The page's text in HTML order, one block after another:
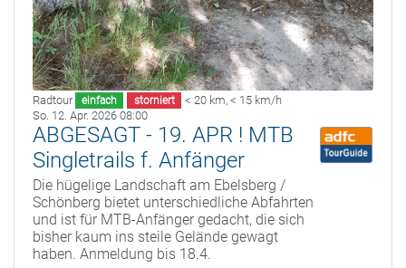
Radtour einfach storniert < 20 km, < 15 km/h
So. 12. Apr. 2026 08:00
ABGESAGT - 19. APR ! MTB
Singletrails f. Anfänger
Die hügelige Landschaft am Ebelsberg /
Schönberg bietet unterschiedliche Abfahrten
und ist für MTB-Anfänger gedacht, die sich
bisher kaum ins steile Gelände gewagt
haben. Anmeldung bis 18.4.